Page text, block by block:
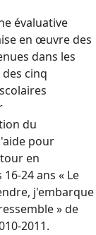
évaluative
en œuvre des
dans les
cinq
du
pour
en
24 ans « Le
j'embarque
» de
2011.